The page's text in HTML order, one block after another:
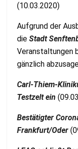
(10.03.2020)
Aufgrund der
die Stadt
Veranstaltungen
gänzlich
Carl-Thiem-
Testzelt ein
Bestätigter
Frankfurt/Oder